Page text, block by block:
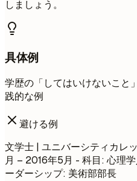
しましょう。
具体例
学歴の「してはいけないこと
践的な例
避ける例
文学士 | ユニバーシティカレ
月 – 2016年5月 - 科目: 心理
ーダーシップ: 美術部部長